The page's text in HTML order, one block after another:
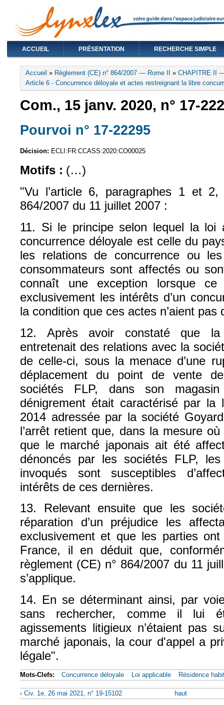
ACCUEIL PRÉSENTATION RECHERCHE SIMPLE
Vous êtes ici
Accueil » Règlement (CE) n° 864/2007 — Rome II » CHAPITRE II
Article 6 - Concurrence déloyale et actes restreignant la libre
Com., 15 janv. 2020, n° 17-
Pourvoi n° 17-22295
Décision: ECLI:FR:CCASS:2020:CO00025
Motifs : (…)
"Vu l’article 6, paragraphes 1 et
864/2007 du 11 juillet 2007 :
11. Si le principe selon lequel la loi
concurrence déloyale est celle du
les relations de concurrence ou
consommateurs sont affectés ou
connaît une exception lorsque ce
exclusivement les intérêts d’un
la condition que ces actes n’aient pas
12. Après avoir constaté que
entretenait des relations avec la
de celle-ci, sous la menace d’une
déplacement du point de vente
sociétés FLP, dans son
dénigrement était caractérisé par la
2014 adressée par la société
l’arrêt retient que, dans la mesure
que le marché japonais ait été
dénoncés par les sociétés FLP,
invoqués sont susceptibles
intérêts de ces dernières.
13. Relevant ensuite que les
réparation d’un préjudice les
exclusivement et que les parties
France, il en déduit que,
règlement (CE) n° 864/2007 du 11
s’applique.
14. En se déterminant ainsi, par
sans rechercher, comme il lui
agissements litigieux n’étaient pas
marché japonais, la cour d'appel a
légale".
Mots-Clefs: Concurrence déloyale Loi applicable Résidence
‹ Civ. 1e, 26 mai 2021, n° 19-15102 haut